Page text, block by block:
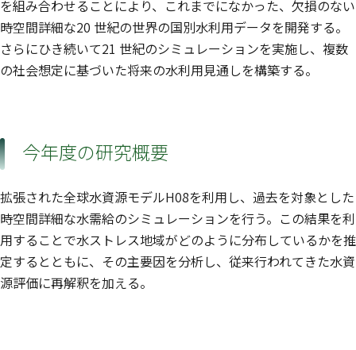
を組み合わせることにより、これまでになかった、欠損のない
時空間詳細な20 世紀の世界の国別水利用データを開発する。
さらにひき続いて21 世紀のシミュレーションを実施し、複数
の社会想定に基づいた将来の水利用見通しを構築する。
今年度の研究概要
拡張された全球水資源モデルH08を利用し、過去を対象とした
時空間詳細な水需給のシミュレーションを行う。この結果を利
用することで水ストレス地域がどのように分布しているかを推
定するとともに、その主要因を分析し、従来行われてきた水資
源評価に再解釈を加える。